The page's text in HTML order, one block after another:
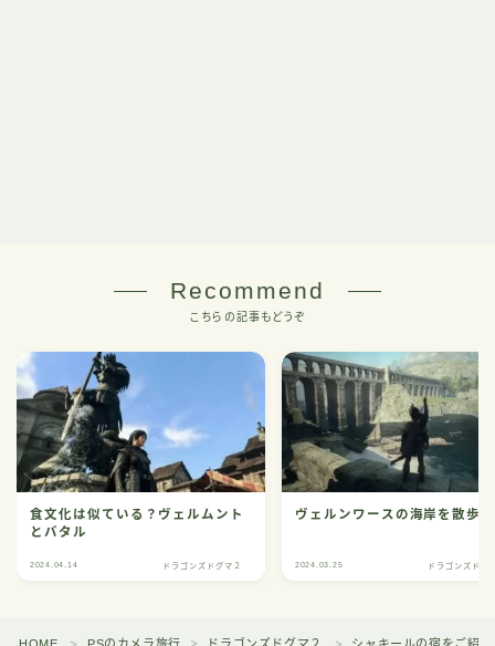
Recommend
こちらの記事もどうぞ
食文化は似ている？ヴェルムント
とバタル
2024.04.14 ドラゴンズドグマ２
ヴェルンワースの海岸を散歩
2024.03.25 ドラゴンズドグ
＞ ＞ ＞